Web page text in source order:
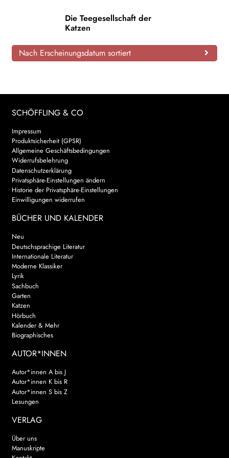
Search:
Die Teegesellschaft der
Katzen
Nach Erscheinungsdatum sortiert
SCHÖFFLING & CO
Impressum
Produktsicherheit (GPSR)
Allgemeine Geschäftsbedingungen
Widerrufsbelehrung
Datenschutzerklärung
Privatsphäre-Einstellungen ändern
Historie der Privatsphäre-Einstellungen
Einwilligungen widerrufen
BÜCHER UND KALENDER
Neu
Deutschsprachige Literatur
Internationale Literatur
Moderne Klassiker
Lyrik
Sachbuch
Garten
Katzen
Hörbuch
Kalender & Mehr
Biographisches
AUTOR*INNEN
Autor*innen A bis J
Autor*innen K bis R
Autor*innen S bis Z
Lesungen
VERLAG
Über uns
Manuskripte